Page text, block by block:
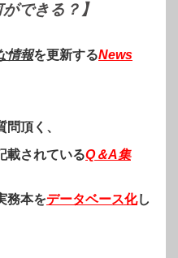
できる？ 】
情報を更新するNews
問頂く、
載されているQ＆A集
務本をデータベース化し